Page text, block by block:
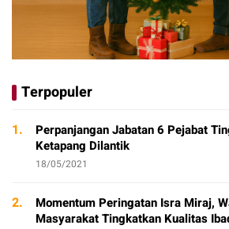
Terpopuler
1.
Perpanjangan Jabatan 6 Pejabat
Ketapang Dilantik
18/05/2021
2.
Momentum Peringatan Isra Miraj,
Masyarakat Tingkatkan Kualitas